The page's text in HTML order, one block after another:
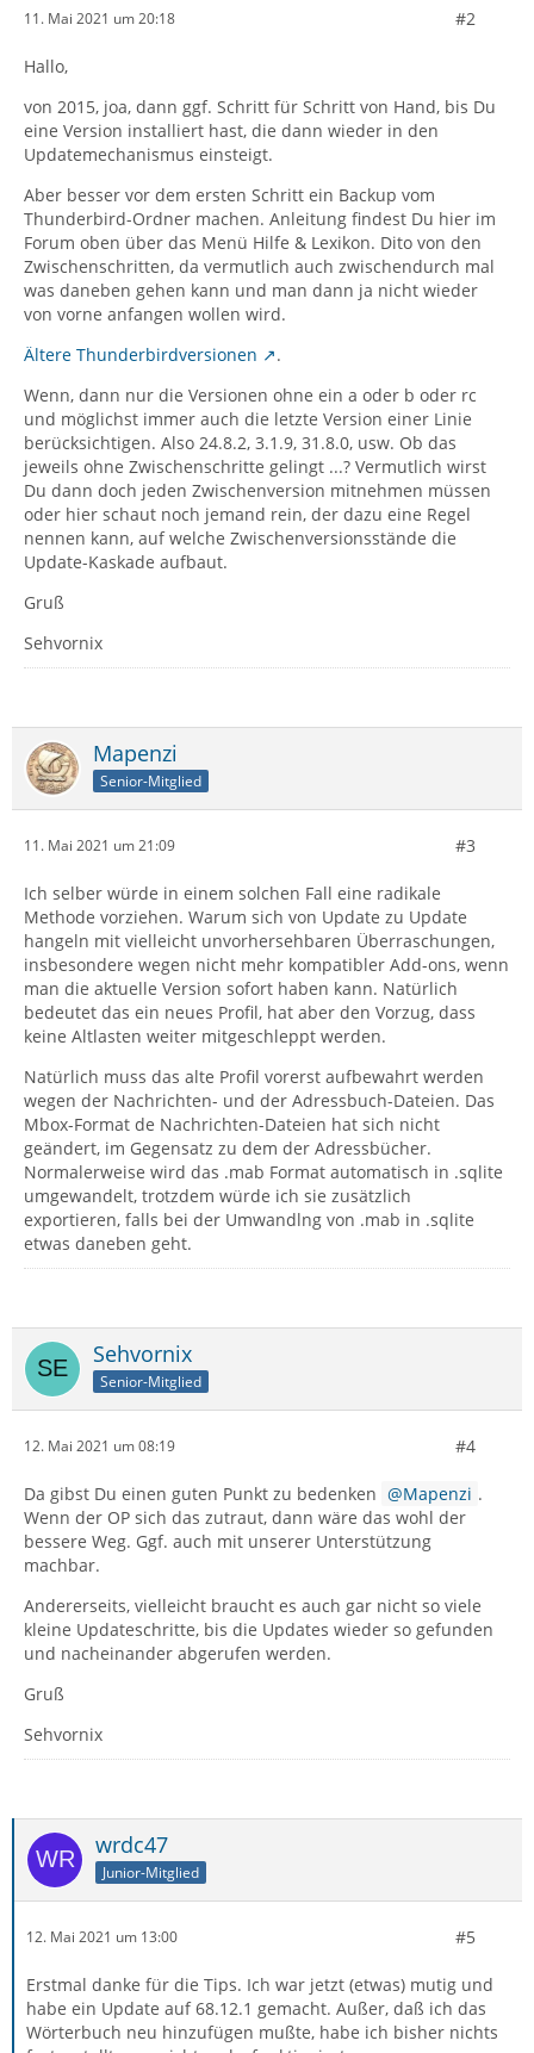
11. Mai 2021 um 20:18 #2
Hallo,
von 2015, joa, dann ggf. Schritt für Schritt von Hand, bis Du
eine Version installiert hast, die dann wieder in den
Updatemechanismus einsteigt.
Aber besser vor dem ersten Schritt ein Backup vom
Thunderbird-Ordner machen. Anleitung findest Du hier im
Forum oben über das Menü Hilfe & Lexikon. Dito von den
Zwischenschritten, da vermutlich auch zwischendurch mal
was daneben gehen kann und man dann ja nicht wieder
von vorne anfangen wollen wird.
Ältere Thunderbirdversionen
.
Wenn, dann nur die Versionen ohne ein a oder b oder rc
und möglichst immer auch die letzte Version einer Linie
berücksichtigen. Also 24.8.2, 3.1.9, 31.8.0, usw. Ob das
jeweils ohne Zwischenschritte gelingt ...? Vermutlich wirst
Du dann doch jeden Zwischenversion mitnehmen müssen
oder hier schaut noch jemand rein, der dazu eine Regel
nennen kann, auf welche Zwischenversionsstände die
Update-Kaskade aufbaut.
Gruß
Sehvornix
Mapenzi
Senior-Mitglied
11. Mai 2021 um 21:09 #3
Ich selber würde in einem solchen Fall eine radikale
Methode vorziehen. Warum sich von Update zu Update
hangeln mit vielleicht unvorhersehbaren Überraschungen,
insbesondere wegen nicht mehr kompatibler Add-ons, wenn
man die aktuelle Version sofort haben kann. Natürlich
bedeutet das ein neues Profil, hat aber den Vorzug, dass
keine Altlasten weiter mitgeschleppt werden.
Natürlich muss das alte Profil vorerst aufbewahrt werden
wegen der Nachrichten- und der Adressbuch-Dateien. Das
Mbox-Format de Nachrichten-Dateien hat sich nicht
geändert, im Gegensatz zu dem der Adressbücher.
Normalerweise wird das .mab Format automatisch in .sqlite
umgewandelt, trotzdem würde ich sie zusätzlich
exportieren, falls bei der Umwandlng von .mab in .sqlite
etwas daneben geht.
Sehvornix
Senior-Mitglied
12. Mai 2021 um 08:19 #4
Da gibst Du einen guten Punkt zu bedenken Mapenzi .
Wenn der OP sich das zutraut, dann wäre das wohl der
bessere Weg. Ggf. auch mit unserer Unterstützung
machbar.
Andererseits, vielleicht braucht es auch gar nicht so viele
kleine Updateschritte, bis die Updates wieder so gefunden
und nacheinander abgerufen werden.
Gruß
Sehvornix
wrdc47
Junior-Mitglied
12. Mai 2021 um 13:00 #5
Erstmal danke für die Tips. Ich war jetzt (etwas) mutig und
habe ein Update auf 68.12.1 gemacht. Außer, daß ich das
Wörterbuch neu hinzufügen mußte, habe ich bisher nichts